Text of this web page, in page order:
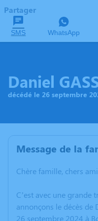
Partager
SMS WhatsApp
Daniel
décédé le 26 septembre
Message de la
Chère famille, chers
C’est avec une grande
annonçons le décès de
26 septembre 2024 à